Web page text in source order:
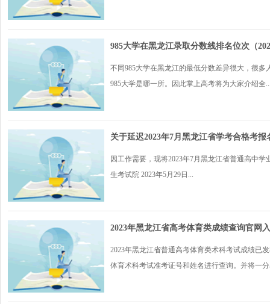
985大学在黑龙江录取分数线排名位次（
不同985大学在黑龙江的最低分数差异很大，很
985大学是哪一所。因此掌上高考将为大家介绍全
关于延迟2023年7月黑龙江省学考合格考
因工作需要，现将2023年7月黑龙江省普通高中
生考试院 2023年5月29日...
2023年黑龙江省高考体育类成绩查询官网
2023年黑龙江省普通高考体育类术科考试成绩已
体育术科考试准考证号和姓名进行查询。并将一